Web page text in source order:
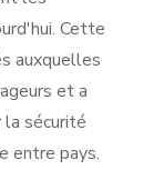
Cette
auxquelles
et a
sécurité
entre pays.